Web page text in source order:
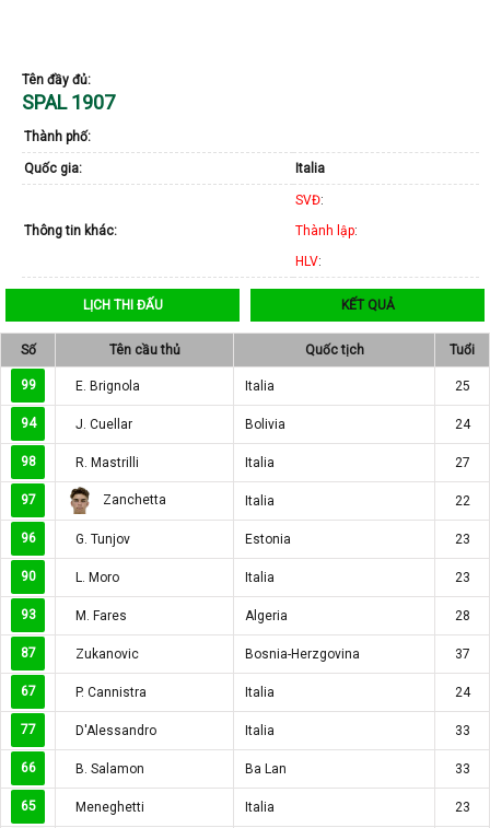
Tên đầy đủ:
SPAL 1907
Thành phố:
Quốc gia: Italia
Thông tin khác:
SVĐ:
Thành lập:
HLV:
LỊCH THI ĐẤU KẾT QUẢ
Số Tên cầu thủ Quốc tịch Tuổi
99 E. Brignola Italia 25
94 J. Cuellar Bolivia 24
98 R. Mastrilli Italia 27
97 Zanchetta Italia 22
96 G. Tunjov Estonia 23
90 L. Moro Italia 23
93 M. Fares Algeria 28
87 Zukanovic Bosnia-Herzgovina 37
67 P. Cannistra Italia 24
77 D'Alessandro Italia 33
66 B. Salamon Ba Lan 33
65 Meneghetti Italia 23